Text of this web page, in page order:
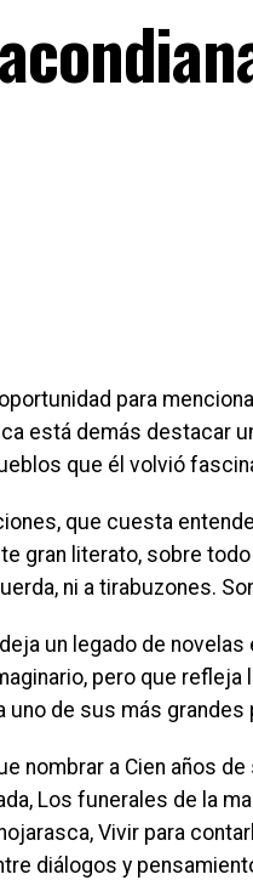
para
está demás destacar
que él volvió
que cuesta
gran literato, sobre
ni a tirabuzones.
un legado de
pero que refleja
uno de sus más grandes
nombrar a Cien años
Los funerales de la
Vivir para
diálogos y